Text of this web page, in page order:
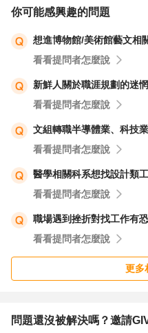
你可能感興趣的問題
想進博物館/美術館藝文相
看看提問者怎麼說
新鮮人關於職涯規劃的迷
看看提問者怎麼說
文組轉職半導體業、科技
看看提問者怎麼說
醫學相關科系想找設計類
看看提問者怎麼說
職場遇到挫折對找工作有
看看提問者怎麼說
更多
問題還沒被解決嗎？邀請